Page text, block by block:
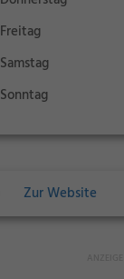
Freitag
Samstag
Sonntag
Zur Website